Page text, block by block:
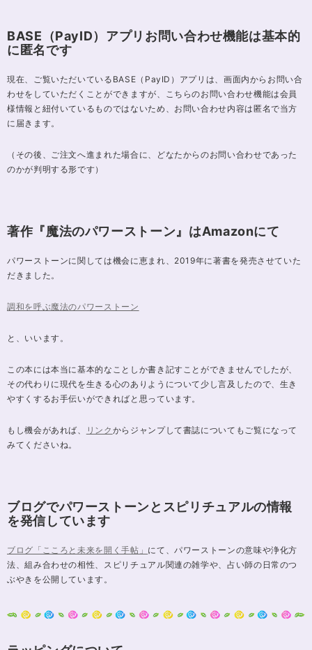
BASE（PayID）アプリお問い合わせ機能は基本的
に匿名です
現在、ご覧いただいているBASE（PayID）アプリは、画面内からお問い合
わせをしていただくことができますが、こちらのお問い合わせ機能は会員
様情報と紐付いているものではないため、お問い合わせ内容は匿名で当方
に届きます。
（その後、ご注文へ進まれた場合に、どなたからのお問い合わせであった
のかが判明する形です）
著作『魔法のパワーストーン』はAmazonにて
パワーストーンに関しては機会に恵まれ、2019年に著書を発売させていた
だきました。
調和を呼ぶ魔法のパワーストーン
と、いいます。
この本には本当に基本的なことしか書き記すことができませんでしたが、
その代わりに現代を生きる心のありようについて少し言及したので、生き
やすくするお手伝いができればと思っています。
もし機会があれば、 リンク からジャンプして書誌についてもご覧になって
みてくださいね。
ブログでパワーストーンとスピリチュアルの情報
を発信しています
ブログ「こころと未来を開く手帖」 にて、パワーストーンの意味や浄化方
法、組み合わせの相性、スピリチュアル関連の雑学や、占い師の日常のつ
ぶやきを公開しています。